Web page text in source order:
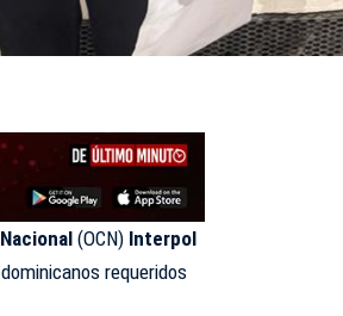
(OCN) Interpol
requeridos